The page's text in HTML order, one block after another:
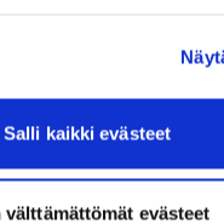
Salli kaikki evästeet
välttämättömät evästeet
Ombud och
dag-leveranser i
inom en
Shipit!